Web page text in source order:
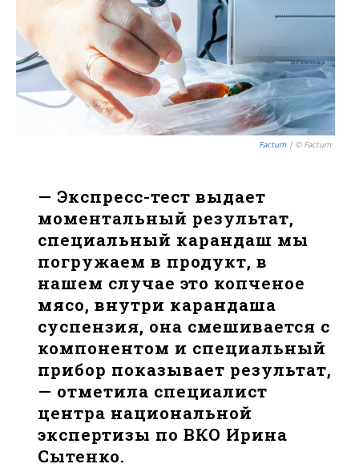
Factum| © Factum
— Экспресс-тест выдает
моментальный результат,
специальный карандаш мы
погружаем в продукт, в
нашем случае это копченое
мясо, внутри карандаша
суспензия, она смешивается с
компонентом и специальный
прибор показывает результат,
— отметила специалист
центра национальной
экспертизы по ВКО Ирина
Сытенко.